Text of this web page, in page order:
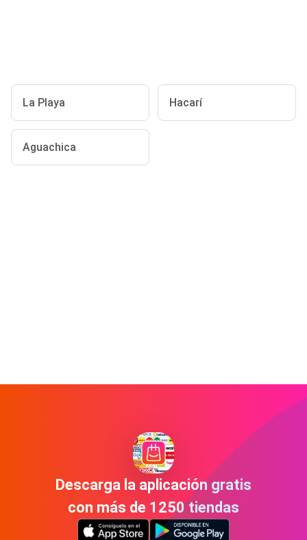
La Playa Hacarí
Aguachica
Descarga la aplicación gratis
con más de 1250 tiendas